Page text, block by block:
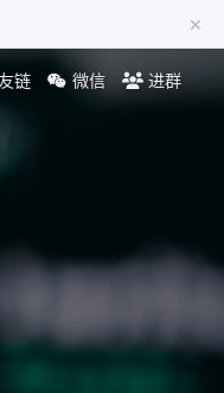
×
链 微信 进群